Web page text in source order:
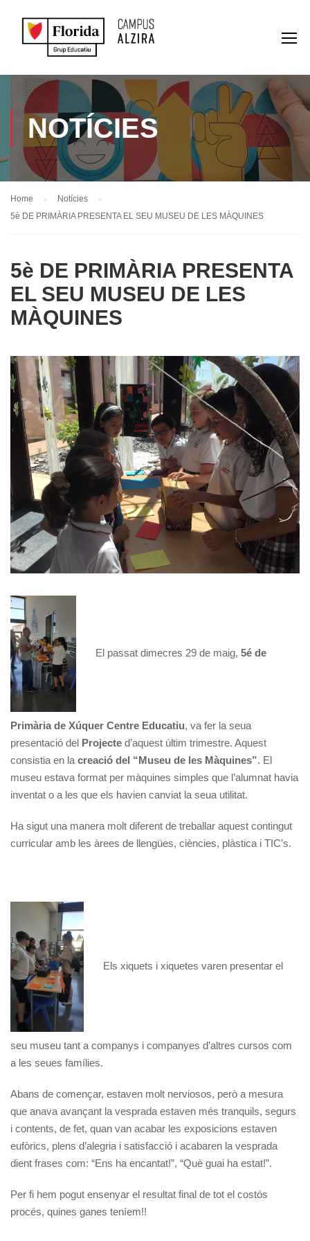
NOTÍCIES
Home
Notícies
5è DE PRIMÀRIA PRESENTA EL SEU MUSEU DE LES MÀQUINES
5è DE PRIMÀRIA PRESENTA
EL SEU MUSEU DE LES
MÀQUINES
El passat dimecres 29 de maig, 5é de
Primària de Xúquer Centre Educatiu, va fer la seua
presentació del Projecte d’aquest últim trimestre. Aquest
consistia en la creació del “Museu de les Màquines”. El
museu estava format per màquines simples que l’alumnat havia
inventat o a les que els havien canviat la seua utilitat.
Ha sigut una manera molt diferent de treballar aquest contingut
curricular amb les àrees de llengües, ciències, plàstica i TIC’s.
Els xiquets i xiquetes varen presentar el
seu museu tant a companys i companyes d’altres cursos com
a les seues famílies.
Abans de començar, estaven molt nerviosos, però a mesura
que anava avançant la vesprada estaven més tranquils, segurs
i contents, de fet, quan van acabar les exposicions estaven
eufòrics, plens d’alegria i satisfacció i acabaren la vesprada
dient frases com: “Ens ha encantat!”, “Què guai ha estat!”.
Per fi hem pogut ensenyar el resultat final de tot el costós
procés, quines ganes teníem!!